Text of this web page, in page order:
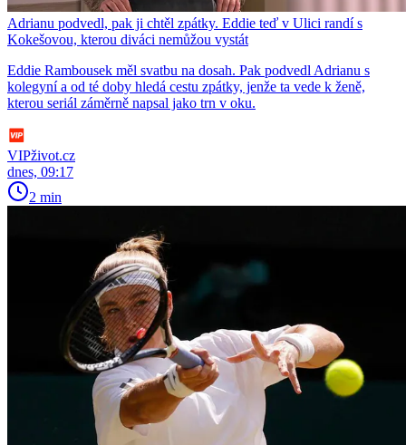
Adrianu podvedl, pak ji chtěl zpátky. Eddie teď v Ulici randí s
Kokešovou, kterou diváci nemůžou vystát
Eddie Rambousek měl svatbu na dosah. Pak podvedl Adrianu s
kolegyní a od té doby hledá cestu zpátky, jenže ta vede k ženě,
kterou seriál záměrně napsal jako trn v oku.
VIPživot.cz
dnes, 09:17
2 min